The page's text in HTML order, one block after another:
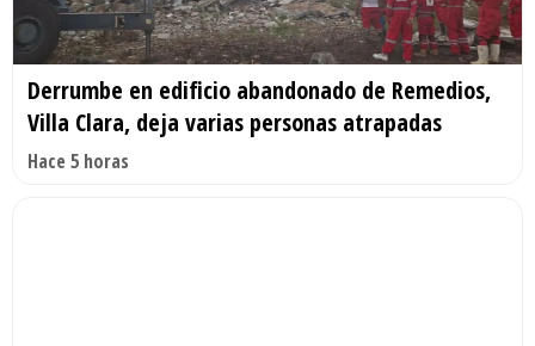
Derrumbe en edificio abandonado de Remedios,
Villa Clara, deja varias personas atrapadas
Hace 5 horas